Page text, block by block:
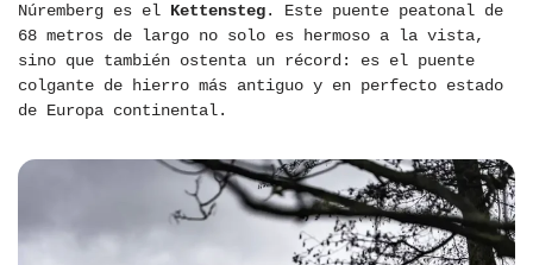
Núremberg es el Kettensteg. Este puente peatonal de
68 metros de largo no solo es hermoso a la vista,
sino que también ostenta un récord: es el puente
colgante de hierro más antiguo y en perfecto estado
de Europa continental.